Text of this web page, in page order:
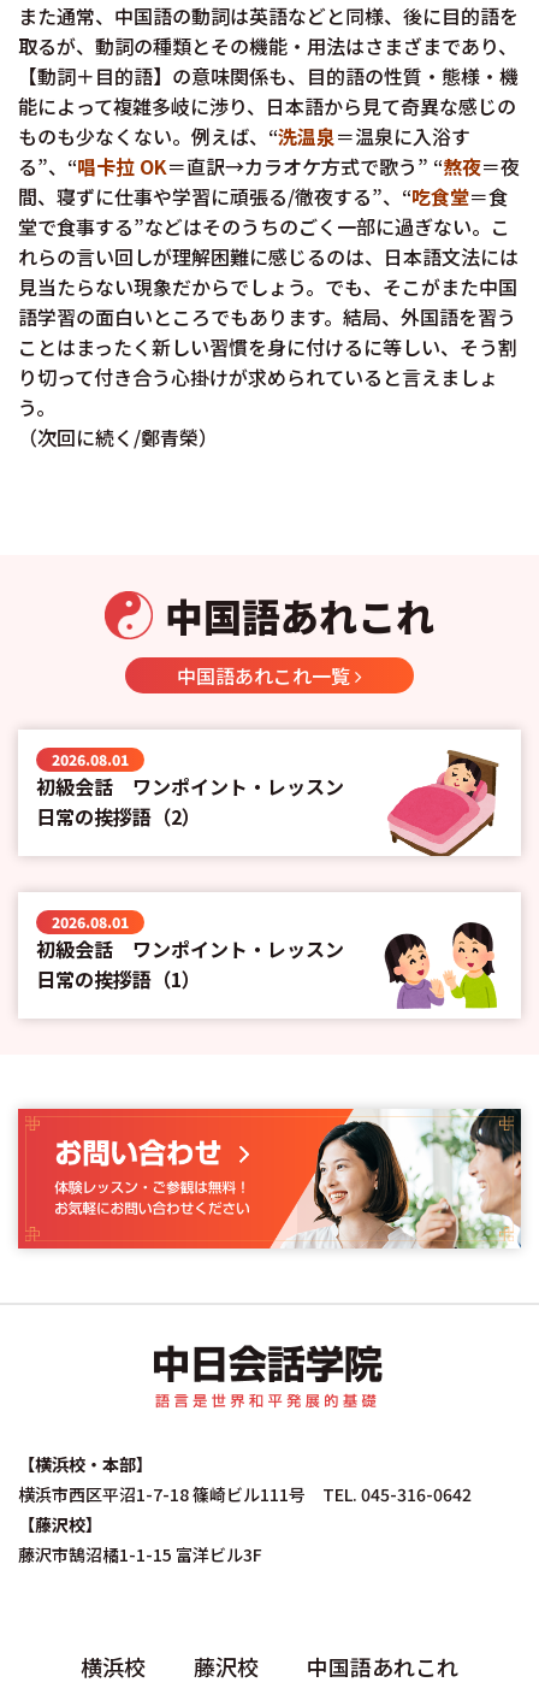
また通常、中国語の動詞は英語などと同様、後に目的語を
取るが、動詞の種類とその機能・用法はさまざまであり、
【動詞＋目的語】の意味関係も、目的語の性質・態様・機
能によって複雑多岐に渉り、日本語から見て奇異な感じの
ものも少なくない。例えば、“洗温泉＝温泉に入浴す
る”、“唱卡拉 OK＝直訳→カラオケ方式で歌う” “熬夜＝夜
間、寝ずに仕事や学習に頑張る/徹夜する”、“吃食堂＝食
堂で食事する”などはそのうちのごく一部に過ぎない。こ
れらの言い回しが理解困難に感じるのは、日本語文法には
見当たらない現象だからでしょう。でも、そこがまた中国
語学習の面白いところでもあります。結局、外国語を習う
ことはまったく新しい習慣を身に付けるに等しい、そう割
り切って付き合う心掛けが求められていると言えましょ
う。
（次回に続く/鄭青榮）
中国語あれこれ
中国語あれこれ一覧
2026.08.01
初級会話 ワンポイント・レッスン
日常の挨拶語（2）
2026.08.01
初級会話 ワンポイント・レッスン
日常の挨拶語（1）
【横浜校・本部】
横浜市西区平沼1-7-18 篠崎ビル111号 TEL. 045-316-0642
【藤沢校】
藤沢市鵠沼橘1-1-15 富洋ビル3F
横浜校 藤沢校 中国語あれこれ